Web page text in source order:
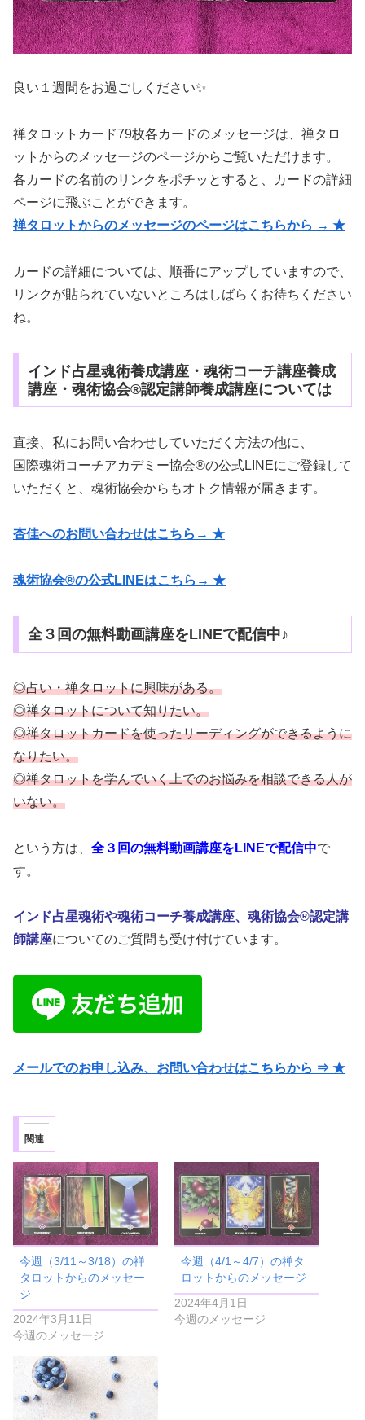
良い１週間をお過ごしください✨
禅タロットカード79枚各カードのメッセージは、禅タロ
ットからのメッセージのページからご覧いただけます。
各カードの名前のリンクをポチッとすると、カードの詳細
ページに飛ぶことができます。
禅タロットからのメッセージのページはこちらから → ★
カードの詳細については、順番にアップしていますので、
リンクが貼られていないところはしばらくお待ちください
ね。
インド占星魂術養成講座・魂術コーチ講座養成
講座・魂術協会®認定講師養成講座については
直接、私にお問い合わせしていただく方法の他に、
国際魂術コーチアカデミー協会®の公式LINEにご登録して
いただくと、魂術協会からもオトク情報が届きます。
杏佳へのお問い合わせはこちら→ ★
魂術協会®の公式LINEはこちら→ ★
全３回の無料動画講座をLINEで配信中♪
◎占い・禅タロットに興味がある。
◎禅タロットについて知りたい。
◎禅タロットカードを使ったリーディングができるように
なりたい。
◎禅タロットを学んでいく上でのお悩みを相談できる人が
いない。
という方は、 全３回の無料動画講座をLINEで配信中で
す。
インド占星魂術や魂術コーチ養成講座、魂術協会®認定講
師講座についてのご質問も受け付けています。
メールでのお申し込み、お問い合わせはこちらから ⇒ ★
関連
今週（3/11～3/18）の禅
タロットからのメッセー
ジ
2024年3月11日
今週のメッセージ
今週（4/1～4/7）の禅タ
ロットからのメッセージ
2024年4月1日
今週のメッセージ